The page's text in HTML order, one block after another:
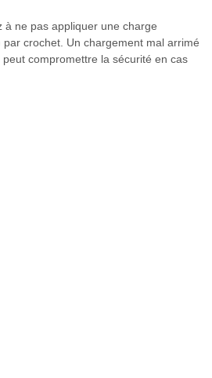
à ne pas appliquer une charge
par crochet. Un chargement mal arrimé
peut compromettre la sécurité en cas